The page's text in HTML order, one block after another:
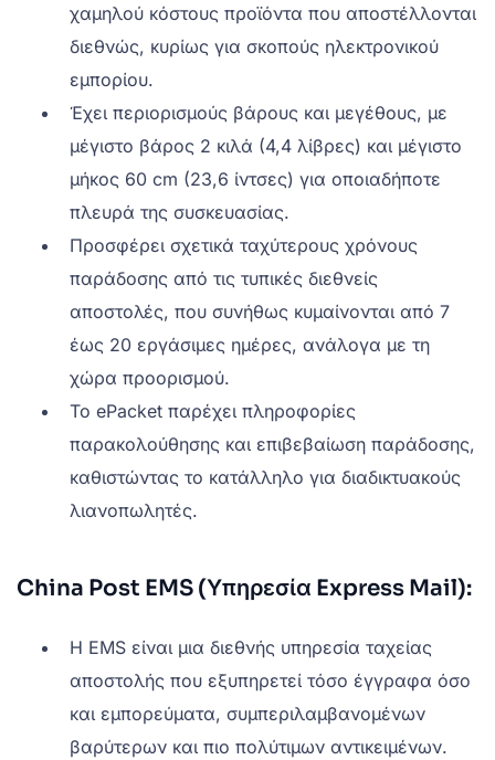
χαμηλού κόστους προϊόντα που αποστέλλονται
διεθνώς, κυρίως για σκοπούς ηλεκτρονικού
εμπορίου.
Έχει περιορισμούς βάρους και μεγέθους, με
μέγιστο βάρος 2 κιλά (4,4 λίβρες) και μέγιστο
μήκος 60 cm (23,6 ίντσες) για οποιαδήποτε
πλευρά της συσκευασίας.
Προσφέρει σχετικά ταχύτερους χρόνους
παράδοσης από τις τυπικές διεθνείς
αποστολές, που συνήθως κυμαίνονται από 7
έως 20 εργάσιμες ημέρες, ανάλογα με τη
χώρα προορισμού.
Το ePacket παρέχει πληροφορίες
παρακολούθησης και επιβεβαίωση παράδοσης,
καθιστώντας το κατάλληλο για διαδικτυακούς
λιανοπωλητές.
China Post EMS (Υπηρεσία Express Mail):
Η EMS είναι μια διεθνής υπηρεσία ταχείας
αποστολής που εξυπηρετεί τόσο έγγραφα όσο
και εμπορεύματα, συμπεριλαμβανομένων
βαρύτερων και πιο πολύτιμων αντικειμένων.